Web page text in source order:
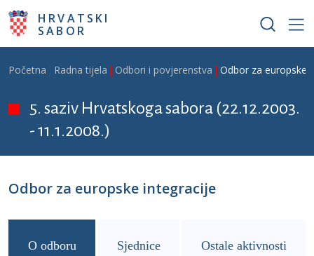
Skoči na glavni sadržaj
HRVATSKI
SABOR
Breadcrumb
Početna Radna tijela Odbori i povjerenstva Odbor za europske
5. saziv Hrvatskoga sabora (22.12.2003.
- 11.1.2008.)
Odbor za europske integracije
O odboru Sjednice Ostale aktivnosti